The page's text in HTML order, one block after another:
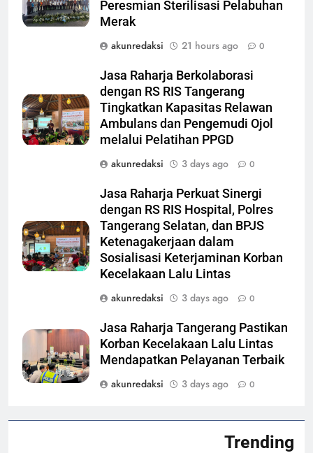
Peresmian Sterilisasi Pelabuhan
Merak
akunredaksi
21 hours ago 0
Jasa Raharja Berkolaborasi
dengan RS RIS Tangerang
Tingkatkan Kapasitas Relawan
Ambulans dan Pengemudi Ojol
melalui Pelatihan PPGD
akunredaksi
3 days ago 0
Jasa Raharja Perkuat Sinergi
dengan RS RIS Hospital, Polres
Tangerang Selatan, dan BPJS
Ketenagakerjaan dalam
Sosialisasi Keterjaminan Korban
Kecelakaan Lalu Lintas
akunredaksi
3 days ago 0
Jasa Raharja Tangerang Pastikan
Korban Kecelakaan Lalu Lintas
Mendapatkan Pelayanan Terbaik
akunredaksi
3 days ago 0
Trending